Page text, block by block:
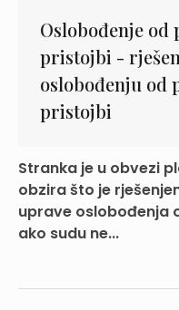
Oslobođenje od
pristojbi -
oslobođenju od
pristojbi
Stranka je u obvezi
obzira što je
uprave oslobođenja
ako sudu ne...